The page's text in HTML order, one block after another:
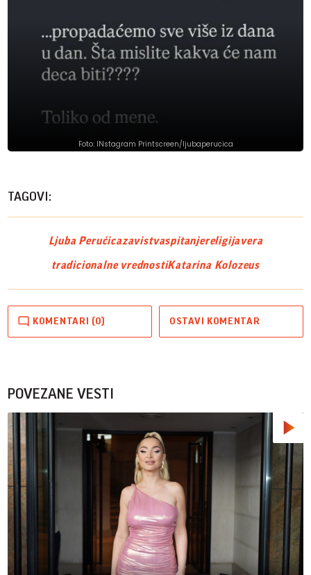
Foto: INstagram Printscreen/ljubaperucica
TAGOVI:
Ljuba Perućicazavistvaspitanjereligijavera
tradicionalne vrednostiKatarina Kolozeus
KOMENTARI (0) OSTAVI KOMENTAR
POVEZANE VESTI